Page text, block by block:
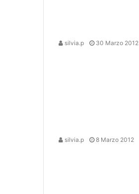
silvia.p 30 Marzo 2012
silvia.p 8 Marzo 2012